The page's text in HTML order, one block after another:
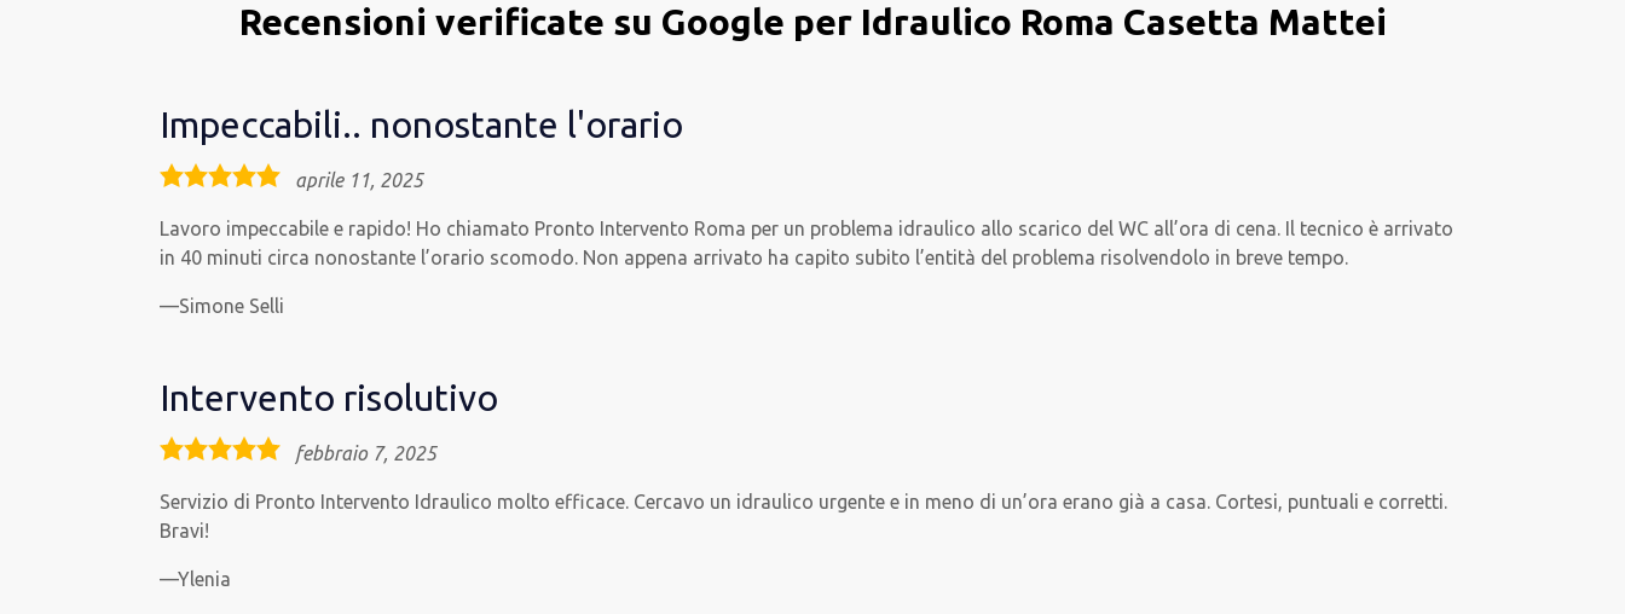
Recensioni verificate su Google per Idraulico Roma Casetta Mattei
Impeccabili.. nonostante l'orario
5,0
aprile 11, 2025
Lavoro impeccabile e rapido! Ho chiamato Pronto Intervento Roma per un problema idraulico allo scarico del WC all’ora di cena. Il tecnico è arrivato
in 40 minuti circa nonostante l’orario scomodo. Non appena arrivato ha capito subito l’entità del problema risolvendolo in breve tempo.
Simone Selli
Intervento risolutivo
5,0
febbraio 7, 2025
Servizio di Pronto Intervento Idraulico molto efficace. Cercavo un idraulico urgente e in meno di un’ora erano già a casa. Cortesi, puntuali e corretti.
Bravi!
Ylenia